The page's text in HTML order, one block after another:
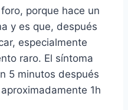
porque hace un
y es que, después
especialmente
raro. El síntoma
5 minutos después
1h